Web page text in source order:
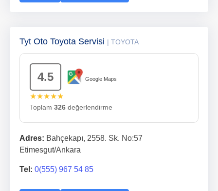
Tyt Oto Toyota Servisi | TOYOTA
4.5 Google Maps
★★★★★
Toplam 326 değerlendirme
Adres: Bahçekapı, 2558. Sk. No:57
Etimesgut/Ankara
Tel: 0(555) 967 54 85